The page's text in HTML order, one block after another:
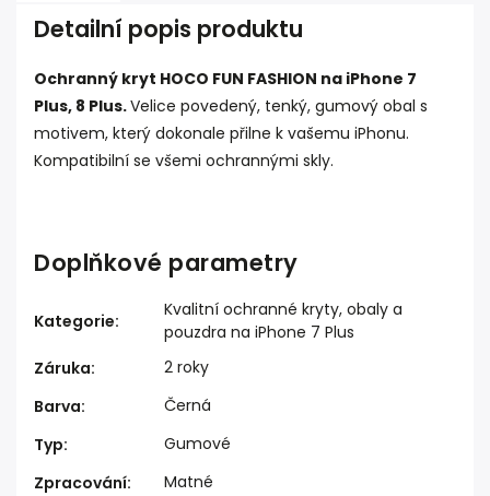
Detailní popis produktu
Ochranný kryt HOCO FUN FASHION na iPhone 7
Plus, 8 Plus.Velice povedený, tenký, gumový obal s
motivem, který dokonale přilne k vašemu iPhonu.
Kompatibilní se všemi ochrannými skly.
Doplňkové parametry
Kategorie:
Kvalitní ochranné kryty, obaly a
pouzdra na iPhone 7 Plus
Záruka:
2 roky
Barva:
Černá
Typ:
Gumové
Zpracování: Matné